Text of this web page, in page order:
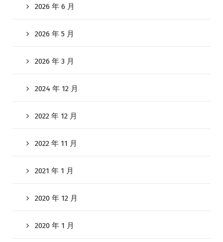
2026 年 6 月
2026 年 5 月
2026 年 3 月
2024 年 12 月
2022 年 12 月
2022 年 11 月
2021 年 1 月
2020 年 12 月
2020 年 1 月